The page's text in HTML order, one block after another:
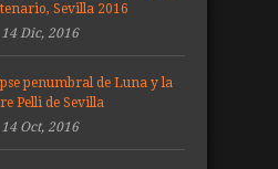
Sevilla 2016
14 Dic, 2016
penumbral de Luna y la
Pelli de Sevilla
14 Oct, 2016